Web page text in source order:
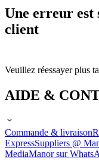
Une erreur est
client
Veuillez réessayer plus
AIDE &
Commande & livraison
ExpressSuppliers @
MediaManor sur